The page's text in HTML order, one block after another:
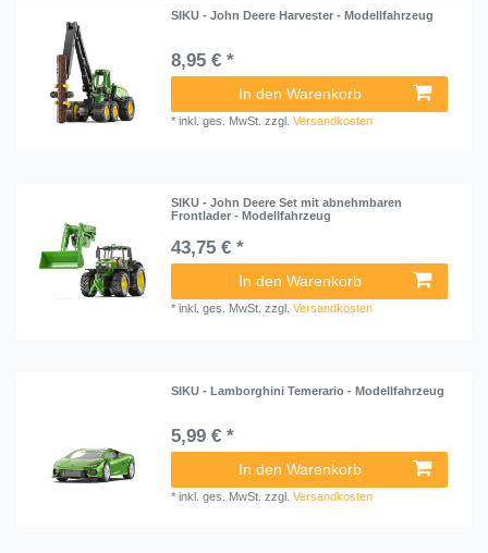
SIKU - John Deere Harvester - Modellfahrzeug
8,95 € *
In den Warenkorb
*inkl. ges. MwSt. zzgl.Versandkosten
SIKU - John Deere Set mit abnehmbaren
Frontlader - Modellfahrzeug
43,75 € *
In den Warenkorb
*inkl. ges. MwSt. zzgl.Versandkosten
SIKU - Lamborghini Temerario - Modellfahrzeug
5,99 € *
In den Warenkorb
*inkl. ges. MwSt. zzgl.Versandkosten